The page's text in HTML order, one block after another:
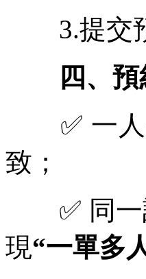
3.提交預
四、
✅ 一人
致；
✅ 同
現“一單多